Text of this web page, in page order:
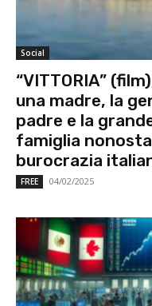
Social
“VITTORIA”
una madre, la
padre e la
famiglia
burocrazia
FREE 04/02/2025